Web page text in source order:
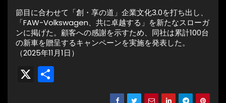
節目に合わせて「創・享の道」企業文化3.0を打ち出し、
「FAW-Volkswagen、共に卓越する」を新たなスローガ
ンに掲げた。顧客への感謝を示すため、同社は累計100台
の新車を贈呈するキャンペーンを実施を発表した。
（2025年11月1日）
X